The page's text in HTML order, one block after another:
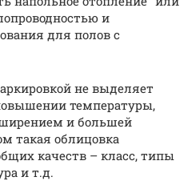
и
для полов с
не выделяет
температуры,
и большей
такая облицовка
качеств – класс, типы
и т.д.